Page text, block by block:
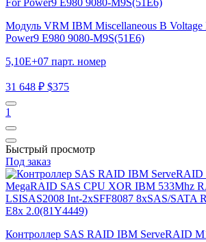
Модуль VRM IBM Miscellaneous B Voltage
Power9 E980 9080-M9S(51E6)
5,10E+07 парт. номер
31 648 ₽ $375
1
Быстрый просмотр
Под заказ
Контроллер SAS RAID IBM ServeRAID